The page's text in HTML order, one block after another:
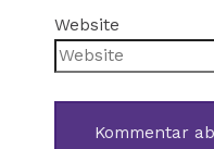
Website